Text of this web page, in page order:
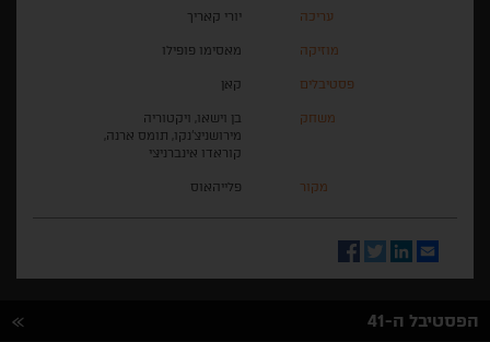
עריכה יורי קאריך
מוזיקה מאסימו פופילו
פסטיבלים קאן
משחק
בן וישאו, ויקטוריה
מירושניצ'נקו, תומס ארנה,
קוראדו אינברניצי
מקור פלייהאוס
Email
LinkedIn
Twitter
Facebook
הפסטיבל ה-41